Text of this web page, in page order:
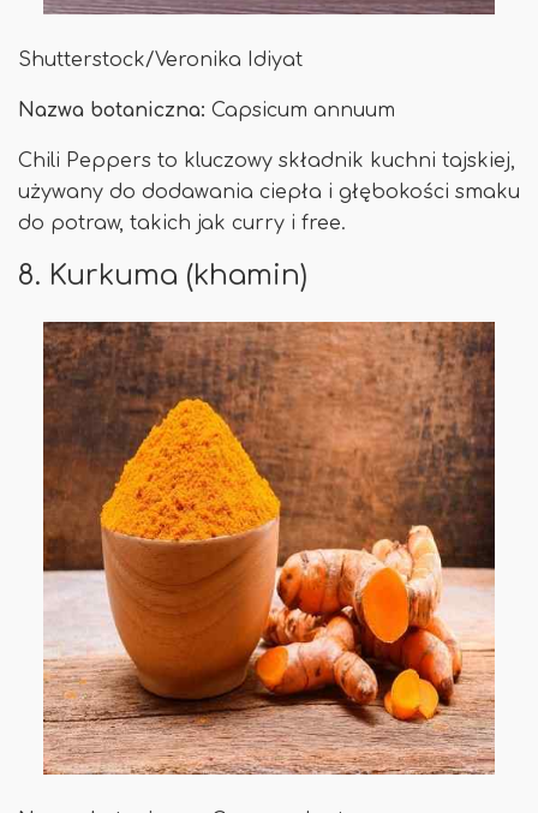
Shutterstock/Veronika Idiyat
Nazwa botaniczna: Capsicum annuum
Chili Peppers to kluczowy składnik kuchni tajskiej,
używany do dodawania ciepła i głębokości smaku
do potraw, takich jak curry i free.
8. Kurkuma (khamin)